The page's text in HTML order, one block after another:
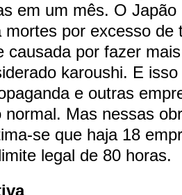
em um mês. O
mortes por excesso de
causada por fazer
karoushi. E
e outras
normal. Mas nessas
se que haja 18
legal de 80 horas.